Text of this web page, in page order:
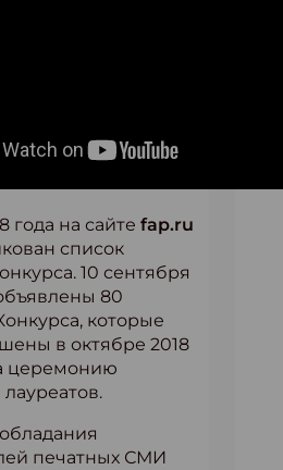
года на сайте fap.ru
список
10 сентября
80
которые
в октябре 2018
церемонию
печатных СМИ